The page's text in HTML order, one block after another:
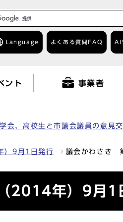
Language よくある質問 FAQ AI
ント 事業者
会、高校生と市議会議員の意見
9月1日発行 議会かわさき
年）9月1